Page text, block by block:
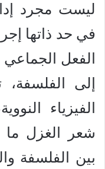
ليست مجرد
في حد ذاتها
الفعل الجماعي
إلى الفلسفة،
الفيزياء
شعر الغزل ما
بين الفلسفة